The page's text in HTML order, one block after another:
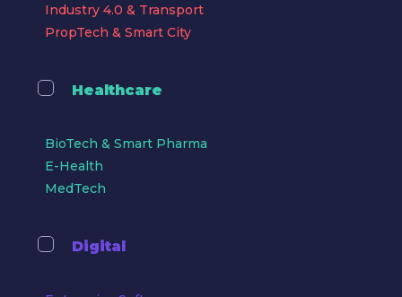
Industry 4.0 & Transport
PropTech & Smart City
Healthcare
BioTech & Smart Pharma
E-Health
MedTech
Digital